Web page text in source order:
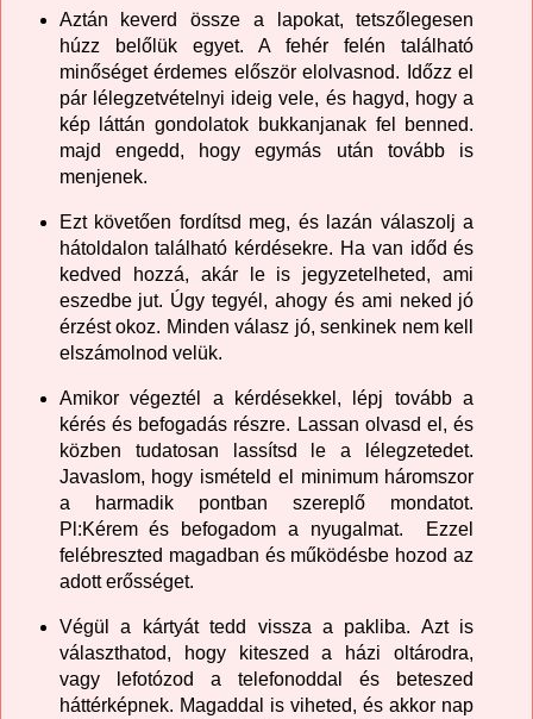
Aztán keverd össze a lapokat, tetszőlegesen
húzz belőlük egyet. A fehér felén található
minőséget érdemes először elolvasnod. Időzz el
pár lélegzetvételnyi ideig vele, és hagyd, hogy a
kép láttán gondolatok bukkanjanak fel benned.
majd engedd, hogy egymás után tovább is
menjenek.
Ezt követően fordítsd meg, és lazán válaszolj a
hátoldalon található kérdésekre. Ha van időd és
kedved hozzá, akár le is jegyzetelheted, ami
eszedbe jut. Úgy tegyél, ahogy és ami neked jó
érzést okoz. Minden válasz jó, senkinek nem kell
elszámolnod velük.
Amikor végeztél a kérdésekkel, lépj tovább a
kérés és befogadás részre. Lassan olvasd el, és
közben tudatosan lassítsd le a lélegzetedet.
Javaslom, hogy ismételd el minimum háromszor
a harmadik pontban szereplő mondatot.
Pl:Kérem és befogadom a nyugalmat. Ezzel
felébreszted magadban és működésbe hozod az
adott erősséget.
Végül a kártyát tedd vissza a pakliba. Azt is
választhatod, hogy kiteszed a házi oltárodra,
vagy lefotózod a telefonoddal és beteszed
háttérképnek. Magaddal is viheted, és akkor nap